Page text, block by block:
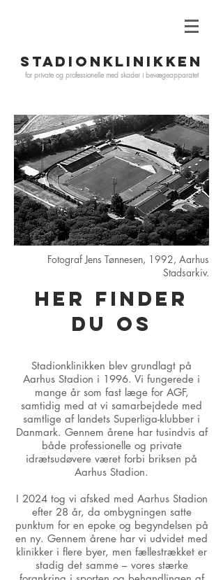
STADIONKLINIKKEN
for private og professionelle med skader i bevægeapparatet
Fotograf Jens Tønnesen, 1992, Aarhus
Stadsarkiv.
HER FINDER
DU OS
Stadionklinikken blev grundlagt på
Aarhus Stadion i 1996. Vi fungerede i
mange år som fast læge for AGF,
samtidig med at vi samarbejdede med
samtlige af landets Superliga-klubber i
Danmark. Gennem årene har tusindvis af
både professionelle og private
idrætsudøvere været forbi briksen på
Aarhus Stadion.
I 2024 tog vi afsked med Aarhus Stadion
efter 28 år, da ombygningen satte
punktum for en epoke og begyndelsen på
en ny. Gennem årene har vi udvidet med
klinikker i flere byer, men fællestrækket er
stadig det samme – vores stærke